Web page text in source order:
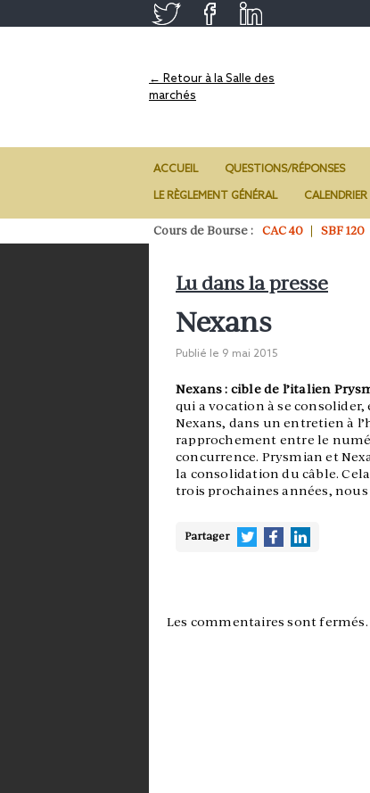
← Retour à la Salle des
marchés
ACCUEIL QUESTIONS/RÉPONSES
LE RÈGLEMENT GÉNÉRAL
Cours de Bourse : CAC 40 SBF 120
Lu dans la presse
Nexans
Publié le 9 mai 2015
Nexans : cible de l’italien
qui a vocation à se
Nexans, dans un entretien à
rapprochement entre le
concurrence. Prysmian et
la consolidation du câble.
trois prochaines années,
Partager
Les commentaires sont fermés.